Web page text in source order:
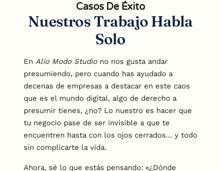
Casos De Éxito
Nuestros Trabajo Habla
Solo
En Alio Modo Studiono nos gusta andar
presumiendo, pero cuando has ayudado a
decenas de empresas a destacar en este caos
que es el mundo digital, algo de derecho a
presumir tienes, ¿no? Lo nuestro es hacer que
tu negocio pase de ser invisible a que te
encuentren hasta con los ojos cerrados… y todo
sin complicarte la vida.
Ahora, sé lo que estás pensando: «¿Dónde